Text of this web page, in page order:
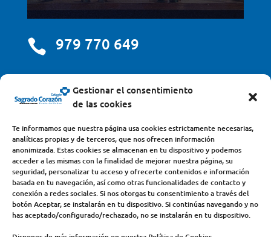
Gestionar el consentimiento
de las cookies
Te informamos que nuestra página usa cookies estrictamente necesarias,
analíticas propias y de terceros, que nos ofrecen información
anonimizada. Estas cookies se almacenan en tu dispositivo y podemos
acceder a las mismas con la finalidad de mejorar nuestra página, su
seguridad, personalizar tu acceso y ofrecerte contenidos e información
basada en tu navegación, así como otras funcionalidades de contacto y
conexión a redes sociales. Si nos otorgas tu consentimiento a través del
botón Aceptar, se instalarán en tu dispositivo. Si continúas navegando y no
has aceptado/configurado/rechazado, no se instalarán en tu dispositivo.
 979 770 649
centro@scjdehon.com
Colegio y Seminario Sagrado Corazón
Avda. Castilla y León, s/n – 34200 – Venta de Baños
(Palencia) – Teléfono 979770649